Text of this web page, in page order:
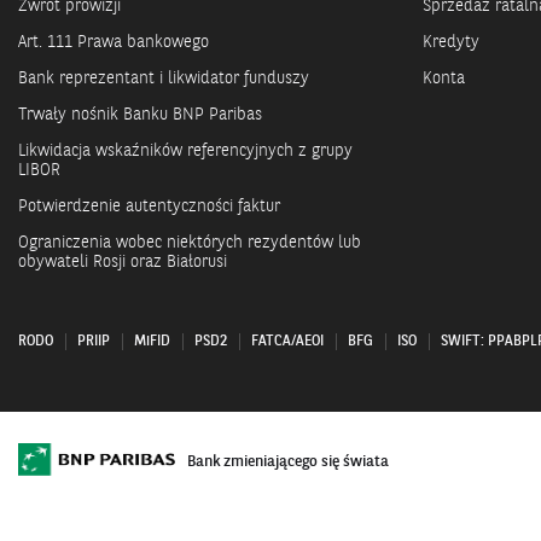
Zwrot prowizji
Art. 111 Prawa bankowego
Bank reprezentant i likwidator funduszy
Trwały nośnik Banku BNP Paribas
Likwidacja wskaźników referencyjnych z grupy
LIBOR
Potwierdzenie autentyczności faktur
Ograniczenia wobec niektórych rezydentów lub
obywateli Rosji oraz Białorusi
Sprzedaż
Kredyty
Konta
RODO PRIIP MiFID PSD2 FATCA/AEOI BFG ISO SWIFT:
Bank zmieniającego się świata